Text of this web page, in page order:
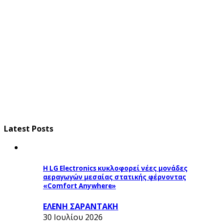
Latest Posts
Η LG Electronics κυκλοφορεί νέες μονάδες
αεραγωγών μεσαίας στατικής φέρνοντας
«Comfort Anywhere»
ΕΛΕΝΗ ΣΑΡΑΝΤΑΚΗ
30 Ιουλίου 2026